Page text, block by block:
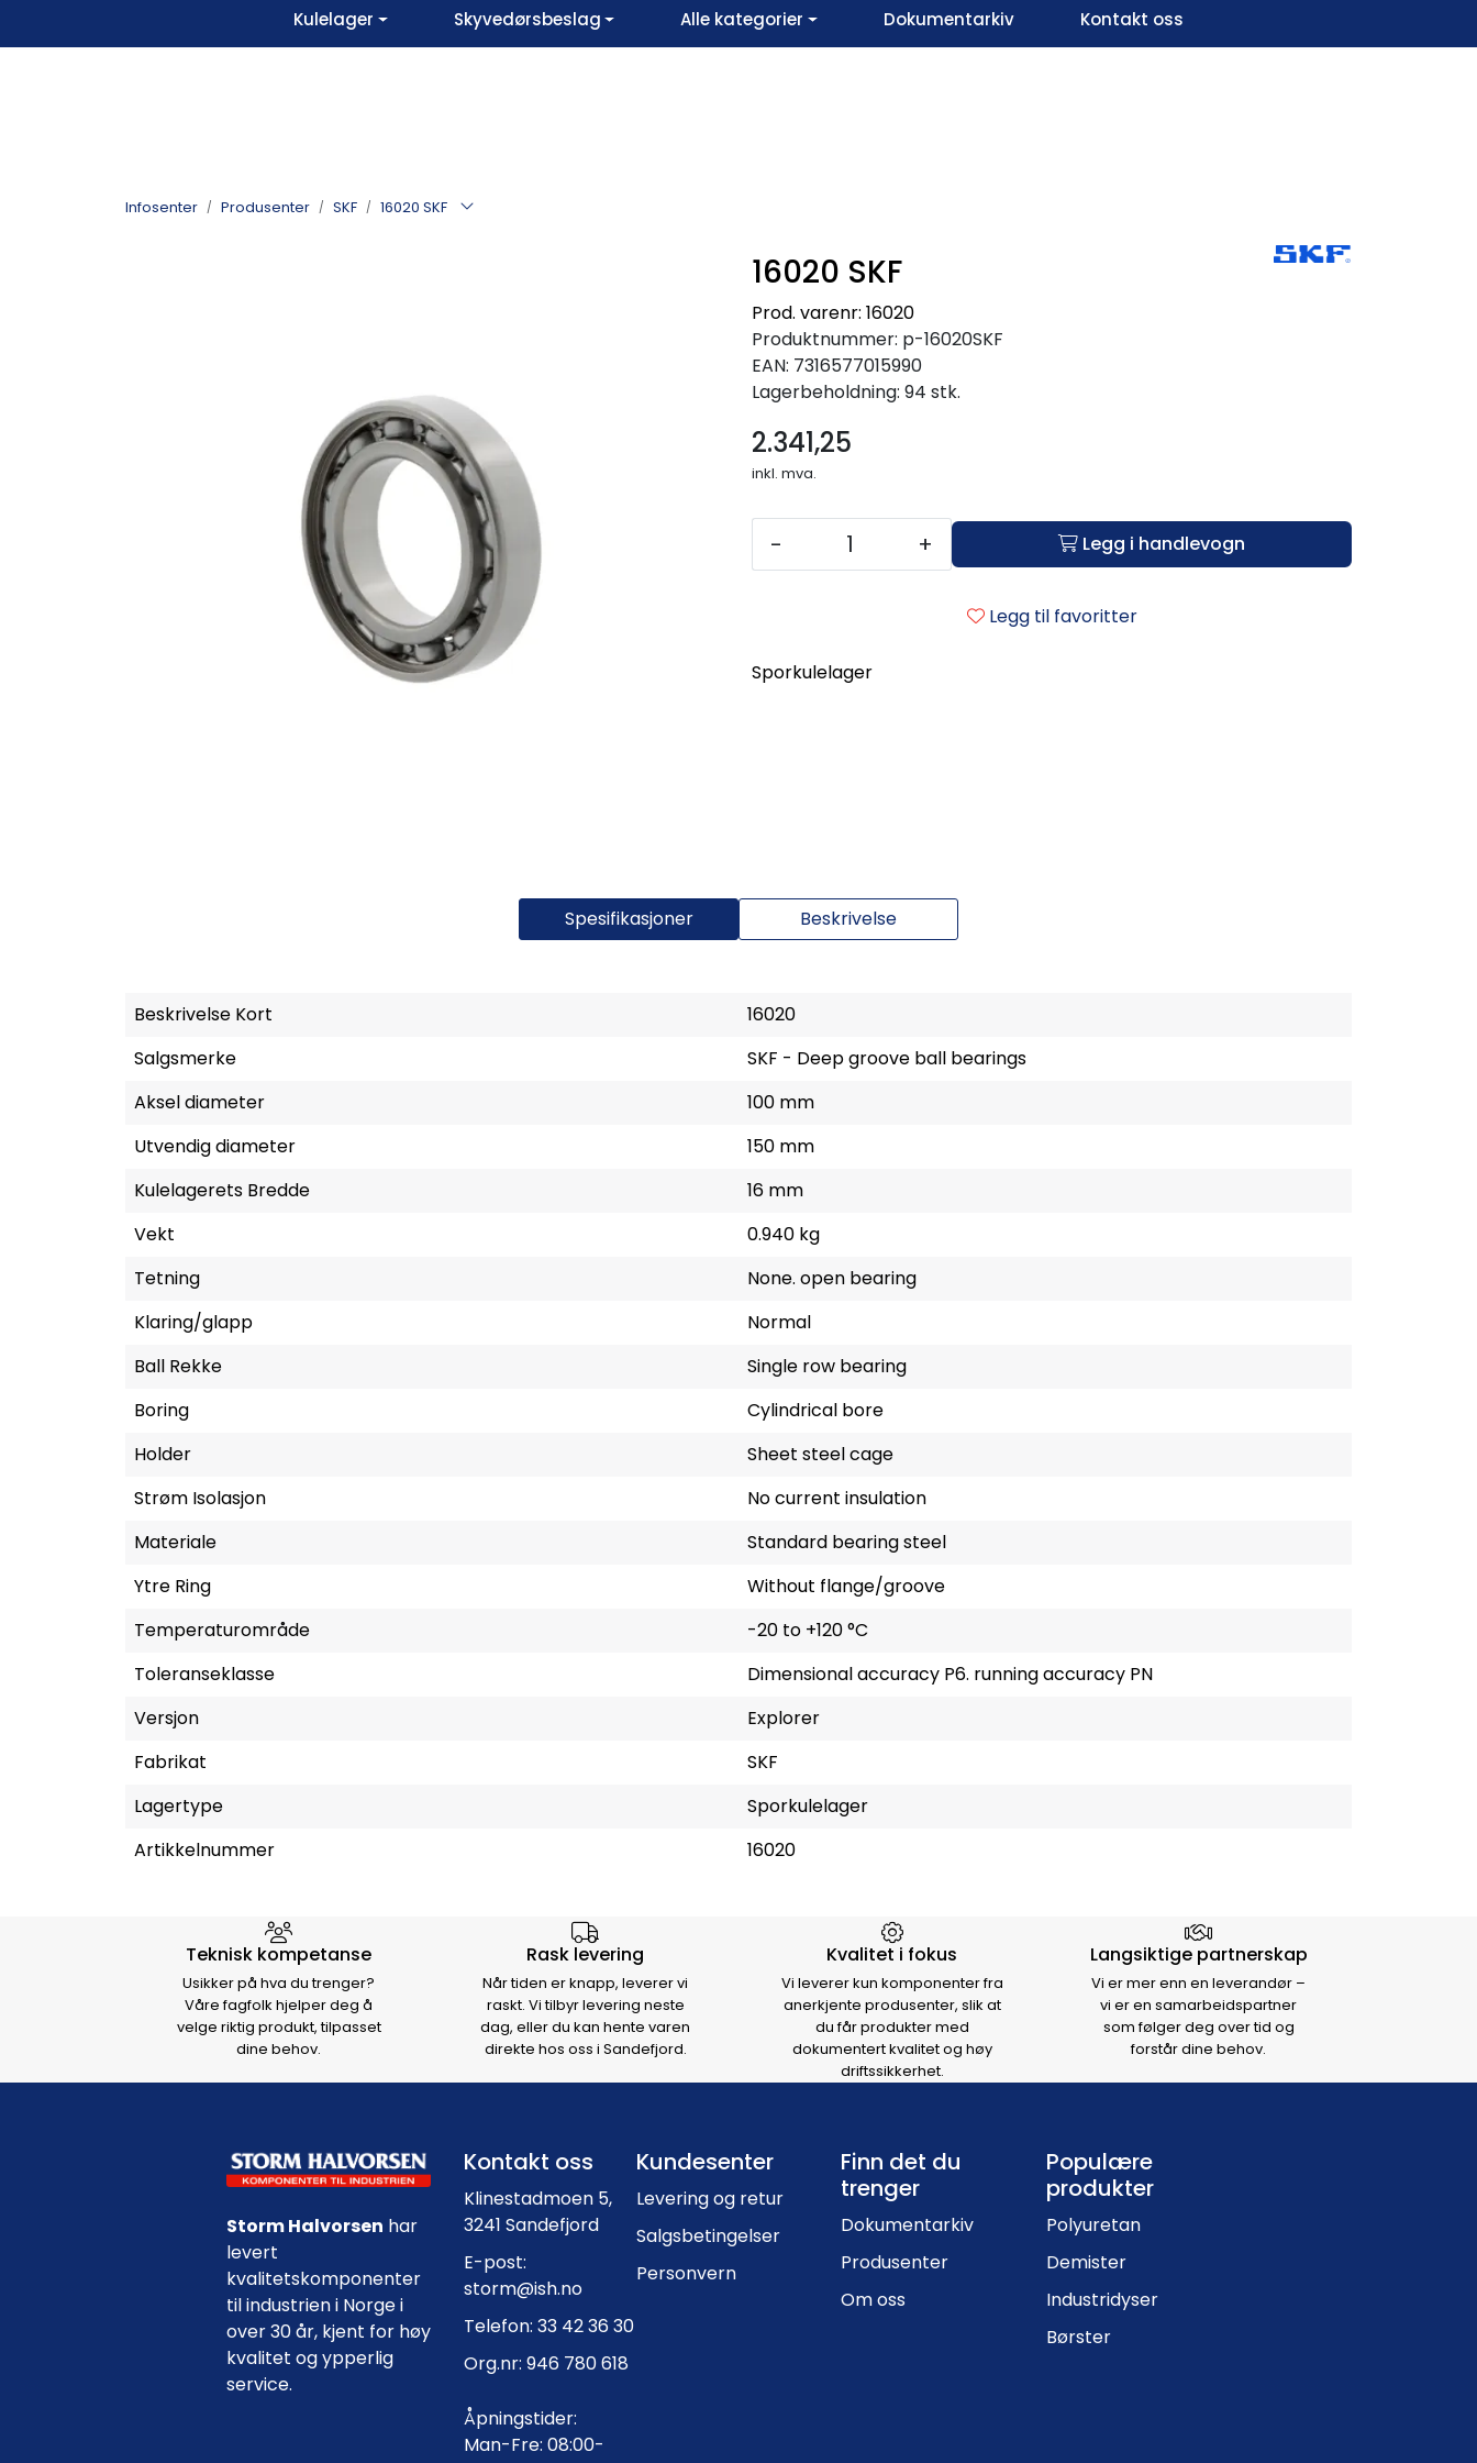
Infosenter
Kulelager Skyvedørsbeslag Alle kategorier Dokumentarkiv Kontakt oss
Infosenter Produsenter SKF 16020 SKF
16020 SKF
Prod. varenr: 16020
Produktnummer: p-16020SKF
EAN: 7316577015990
Lagerbeholdning: 94 stk.
2.341,25
inkl. mva.
- + Legg i handlevogn
Legg til favoritter
Sporkulelager
Spesifikasjoner Beskrivelse
Beskrivelse Kort
16020
Salgsmerke
SKF - Deep groove ball bearings
Aksel diameter
100 mm
Utvendig diameter
150 mm
Kulelagerets Bredde
16 mm
Vekt
0.940 kg
Tetning
None. open bearing
Klaring/glapp
Normal
Ball Rekke
Single row bearing
Boring
Cylindrical bore
Holder
Sheet steel cage
Strøm Isolasjon
No current insulation
Materiale
Standard bearing steel
Ytre Ring
Without flange/groove
Temperaturområde
-20 to +120 °C
Toleranseklasse
Dimensional accuracy P6. running accuracy PN
Versjon
Explorer
Fabrikat
SKF
Lagertype
Sporkulelager
Artikkelnummer
16020
Hvorfor velge Storm Halvorsen
Teknisk kompetanse
Usikker på hva du trenger?
Våre fagfolk hjelper deg å
velge riktig produkt, tilpasset
dine behov.
Rask levering
Når tiden er knapp, leverer vi
raskt. Vi tilbyr levering neste
dag, eller du kan hente varen
direkte hos oss i Sandefjord.
Kvalitet i fokus
Vi leverer kun komponenter fra
anerkjente produsenter, slik at
du får produkter med
dokumentert kvalitet og høy
driftssikkerhet.
Langsiktige partnerskap
Vi er mer enn en leverandør –
vi er en samarbeidspartner
som følger deg over tid og
forstår dine behov.
Footer navigation
Storm Halvorsen har
levert
kvalitetskomponenter
til industrien i Norge i
over 30 år, kjent for høy
kvalitet og ypperlig
service.
Kontakt oss
Klinestadmoen 5,
3241 Sandefjord
E-post:
storm@ish.no
Telefon: 33 42 36 30
Org.nr: 946 780 618
Åpningstider:
Man-Fre: 08:00-
Kundesenter
Levering og retur
Salgsbetingelser
Personvern
Finn det du
trenger
Dokumentarkiv
Produsenter
Om oss
Populære
produkter
Polyuretan
Demister
Industridyser
Børster